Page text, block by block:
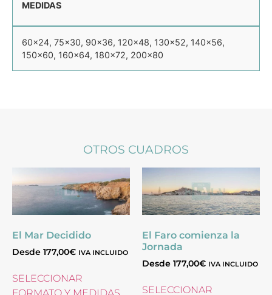
MEDIDAS
60×24, 75×30, 90×36, 120×48, 130×52, 140×56,
150×60, 160×64, 180×72, 200×80
OTROS CUADROS
El Mar Decidido
Desde 177,00€ IVA INCLUIDO
SELECCIONAR
El Faro comienza la
Jornada
Desde 177,00€ IVA INCLUIDO
SELECCIONAR